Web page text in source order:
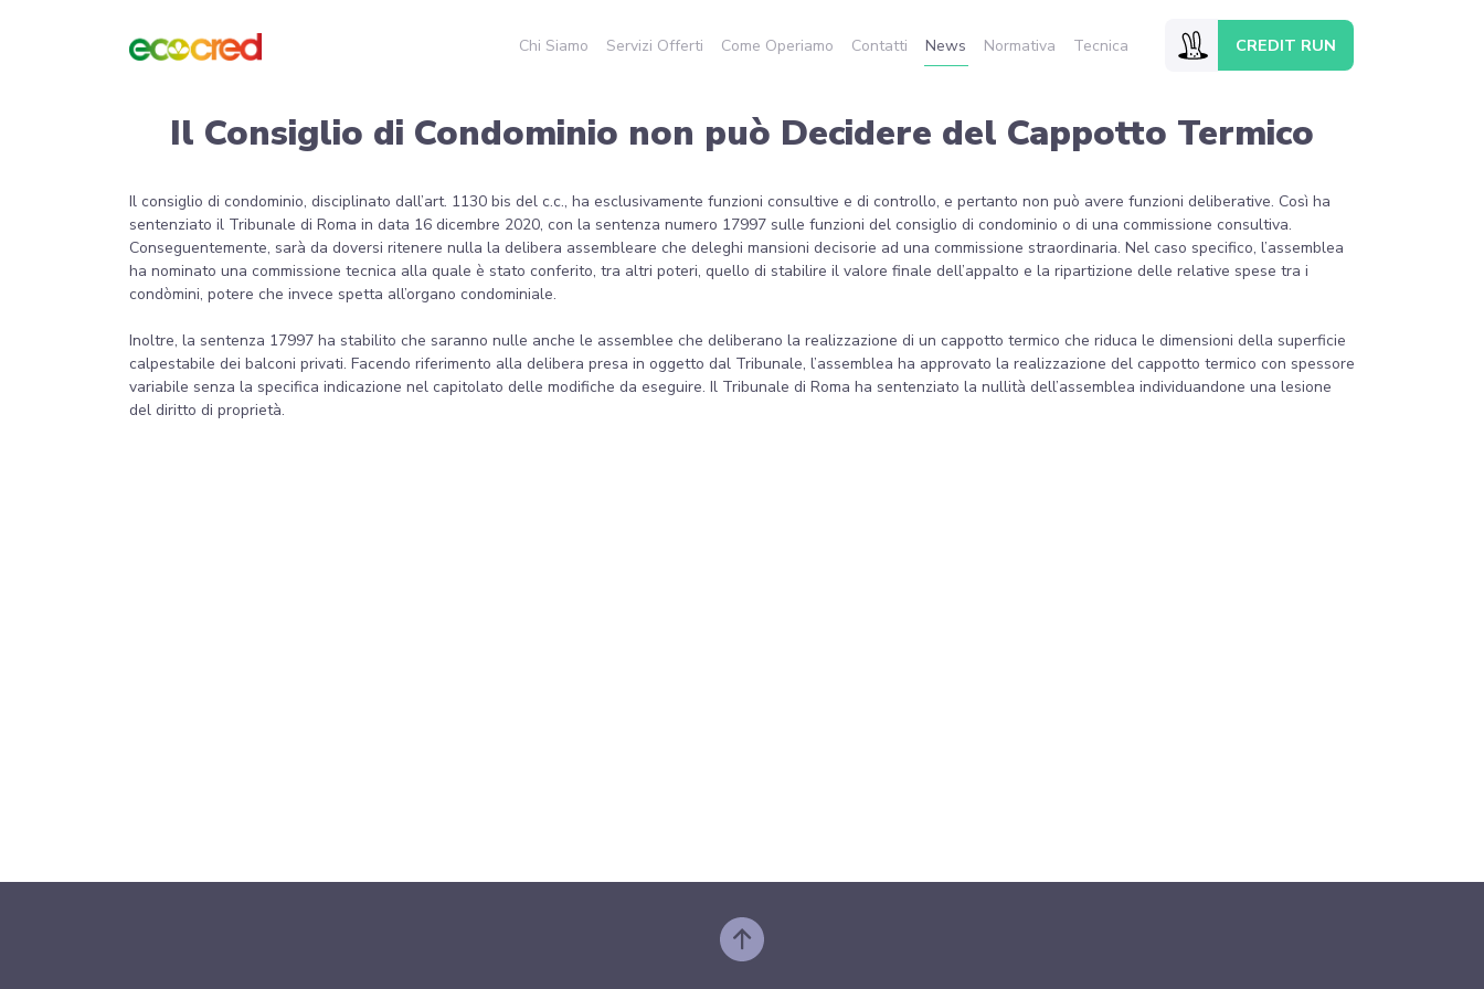
Chi Siamo Servizi Offerti Come Operiamo Contatti News Normativa Tecnica CREDIT RUN
Il Consiglio di Condominio non può Decidere del Cappotto Termico
Il consiglio di condominio, disciplinato dall’art. 1130 bis del c.c., ha esclusivamente funzioni consultive e di controllo, e pertanto non può avere funzioni deliberative. Così ha
sentenziato il Tribunale di Roma in data 16 dicembre 2020, con la sentenza numero 17997 sulle funzioni del consiglio di condominio o di una commissione consultiva.
Conseguentemente, sarà da doversi ritenere nulla la delibera assembleare che deleghi mansioni decisorie ad una commissione straordinaria. Nel caso specifico, l’assemblea
ha nominato una commissione tecnica alla quale è stato conferito, tra altri poteri, quello di stabilire il valore finale dell’appalto e la ripartizione delle relative spese tra i
condòmini, potere che invece spetta all’organo condominiale.
Inoltre, la sentenza 17997 ha stabilito che saranno nulle anche le assemblee che deliberano la realizzazione di un cappotto termico che riduca le dimensioni della superficie
calpestabile dei balconi privati. Facendo riferimento alla delibera presa in oggetto dal Tribunale, l’assemblea ha approvato la realizzazione del cappotto termico con spessore
variabile senza la specifica indicazione nel capitolato delle modifiche da eseguire. Il Tribunale di Roma ha sentenziato la nullità dell’assemblea individuandone una lesione
del diritto di proprietà.